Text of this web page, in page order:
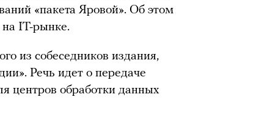
«пакета Яровой». Об этом
IT-рынке.
из собеседников издания,
Речь идет о передаче
центров обработки данных